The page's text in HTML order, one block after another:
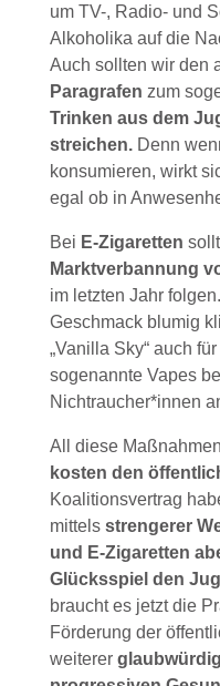
um TV-, Radio- und
Alkoholika auf die
Auch sollten wir den
Paragrafen zum
Trinken aus dem
streichen.Denn
konsumieren, wirkt
egal ob in
Bei E-Zigaretten
Marktverbannung
im letzten Jahr
Geschmack blumig
„Vanilla Sky“ auch
sogenannte Vapes
Nichtraucher*innen
All diese
kosten den
Koalitionsvertrag
mittels strengerer
und E-Zigaretten
Glücksspiel den
braucht es jetzt die
Förderung der
weiterer